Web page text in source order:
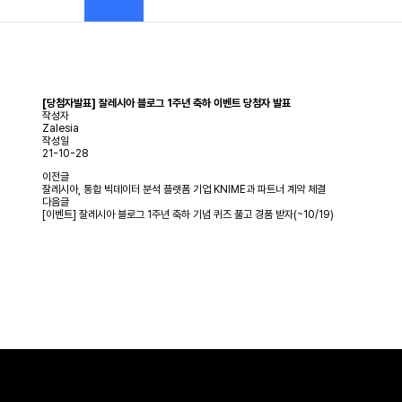
[당첨자발표] 잘레시아 블로그 1주년 축하 이벤트 당첨자 발표
작성자
Zalesia
작성일
21-10-28
이전글
잘레시아, 통합 빅데이터 분석 플랫폼 기업 KNIME과 파트너 계약 체결
다음글
[이벤트] 잘레시아 블로그 1주년 축하 기념 퀴즈 풀고 경품 받자(~10/19)